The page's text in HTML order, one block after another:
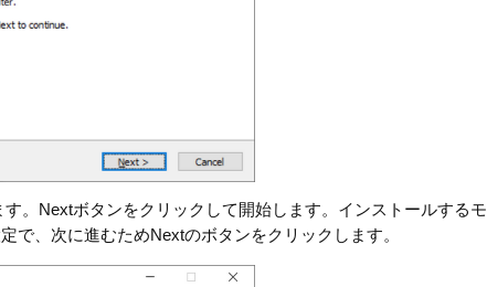
。Nextボタンをクリックして開始します。インストールするモ
で、次に進むためNextのボタンをクリックします。